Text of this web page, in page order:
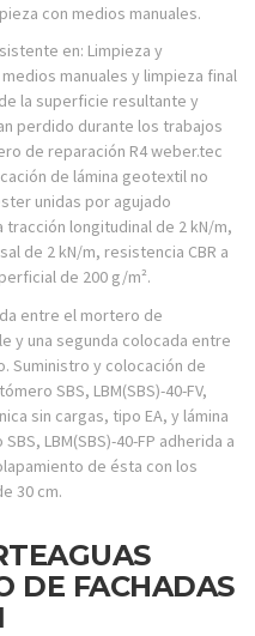
con medios manuales.
en: Limpieza y
manuales y limpieza final
la superficie resultante y
perdido durante los trabajos
de reparación R4 weber.tec
de lámina geotextil no
unidas por agujado
tracción longitudinal de 2 kN/m,
de 2 kN/m, resistencia CBR a
de 200 g/m².
entre el mortero de
y una segunda colocada entre
Suministro y colocación de
SBS, LBM(SBS)-40-FV,
sin cargas, tipo EA, y lámina
LBM(SBS)-40-FP adherida a
de ésta con los
30 cm.
DE FACHADAS